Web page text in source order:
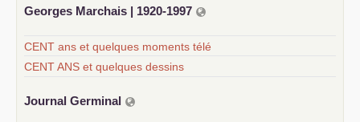
Georges Marchais | 1920-1997
CENT ans et quelques moments télé
CENT ANS et quelques dessins
Journal Germinal